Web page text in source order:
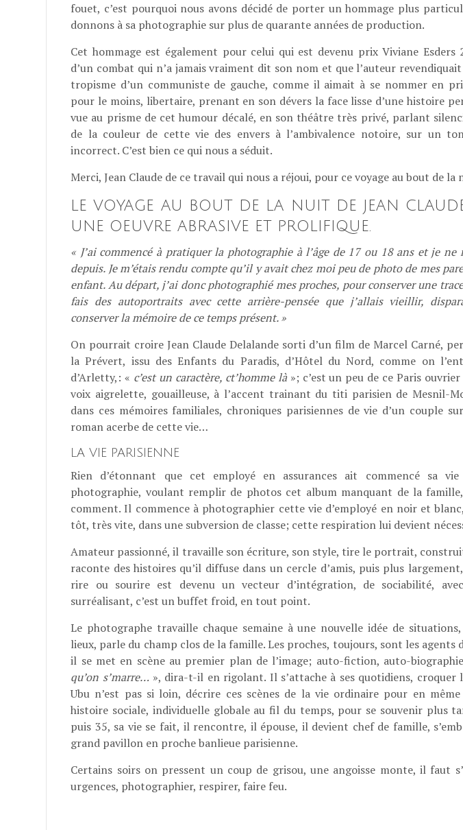
fouet, c’est pourquoi nous avons décidé de porter un hommage plus
donnons à sa photographie sur plus de quarante années de production.
Cet hommage est également pour celui qui est devenu prix Viviane Esders
d’un combat qui n’a jamais vraiment dit son nom et que l’auteur revendiquait
tropisme d’un communiste de gauche, comme il aimait à se nommer en
pour le moins, libertaire, prenant en son dévers la face lisse d’une histoire
vue au prisme de cet humour décalé, en son théâtre très privé, parlant
de la couleur de cette vie des envers à l’ambivalence notoire, sur un
incorrect. C’est bien ce qui nous a séduit.
Merci, Jean Claude de ce travail qui nous a réjoui, pour ce voyage au bout de
LE VOYAGE AU BOUT DE LA NUIT DE JEAN
UNE OEUVRE ABRASIVE ET PROLIFIQUE.
« J’ai commencé à pratiquer la photographie à l’âge de 17 ou 18 ans et je ne
depuis. Je m’étais rendu compte qu’il y avait chez moi peu de photo de mes
enfant. Au départ, j’ai donc photographié mes proches, pour conserver une
fais des autoportraits avec cette arrière-pensée que j’allais vieillir,
conserver la mémoire de ce temps présent. »
On pourrait croire Jean Claude Delalande sorti d’un film de Marcel Carné,
la Prévert, issu des Enfants du Paradis, d’Hôtel du Nord, comme on
d’Arletty,: « c’est un caractère, ct’homme là»; c’est un peu de ce Paris
voix aigrelette, gouailleuse, à l’accent trainant du titi parisien de Mesnil-
dans ces mémoires familiales, chroniques parisiennes de vie d’un couple
roman acerbe de cette vie…
LA VIE PARISIENNE
Rien d’étonnant que cet employé en assurances ait commencé sa
photographie, voulant remplir de photos cet album manquant de la
comment. Il commence à photographier cette vie d’employé en noir et
tôt, très vite, dans une subversion de classe; cette respiration lui devient
Amateur passionné, il travaille son écriture, son style, tire le portrait,
raconte des histoires qu’il diffuse dans un cercle d’amis, puis plus
rire ou sourire est devenu un vecteur d’intégration, de sociabilité,
surréalisant, c’est un buffet froid, en tout point.
Le photographe travaille chaque semaine à une nouvelle idée de
lieux, parle du champ clos de la famille. Les proches, toujours, sont les agents
il se met en scène au premier plan de l’image; auto-fiction, auto-
qu’on s’marre…», dira-t-il en rigolant. Il s’attache à ses quotidiens, croquer
Ubu n’est pas si loin, décrire ces scènes de la vie ordinaire pour en
histoire sociale, individuelle globale au fil du temps, pour se souvenir plus
puis 35, sa vie se fait, il rencontre, il épouse, il devient chef de famille,
grand pavillon en proche banlieue parisienne.
Certains soirs on pressent un coup de grisou, une angoisse monte, il faut
urgences, photographier, respirer, faire feu.